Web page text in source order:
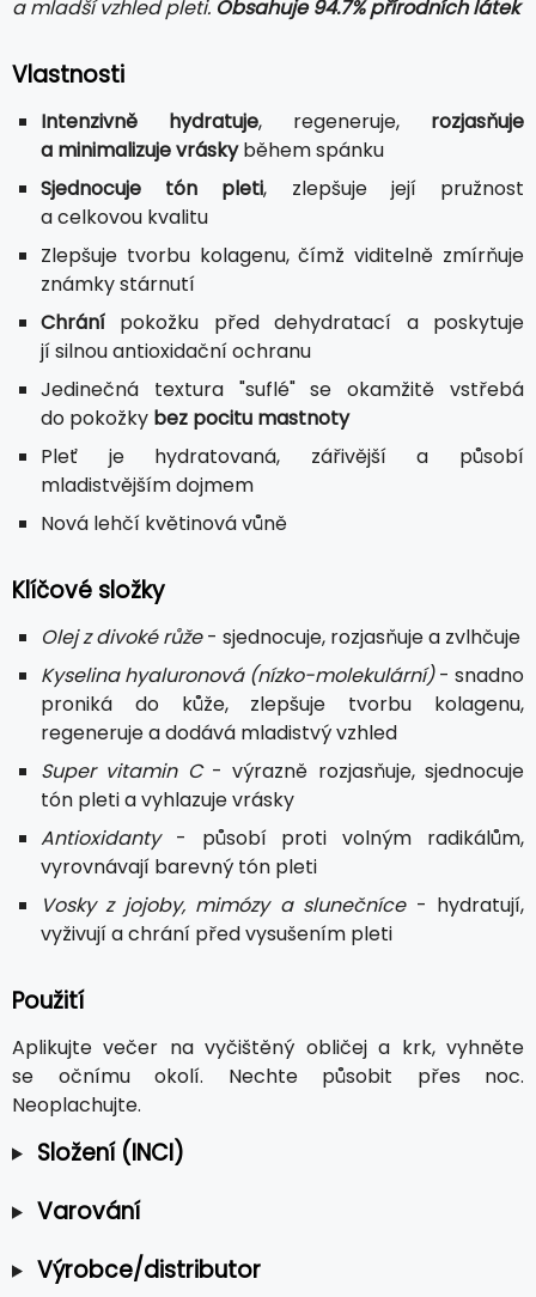
a mladší vzhled pleti. Obsahuje 94.7% přírodních látek
Vlastnosti
Intenzivně hydratuje, regeneruje, rozjasňuje
a minimalizuje vráskyběhem spánku
Sjednocuje tón pleti, zlepšuje její pružnost
a celkovou kvalitu
Zlepšuje tvorbu kolagenu, čímž viditelně zmírňuje
známky stárnutí
Chrání pokožku před dehydratací a poskytuje
jí silnou antioxidační ochranu
Jedinečná textura "suflé" se okamžitě vstřebá
do pokožky bez pocitu mastnoty
Pleť je hydratovaná, zářivější a působí
mladistvějším dojmem
Nová lehčí květinová vůně
Klíčové složky
Olej z divoké růže- sjednocuje, rozjasňuje a zvlhčuje
Kyselina hyaluronová (nízko-molekulární)- snadno
proniká do kůže, zlepšuje tvorbu kolagenu,
regeneruje a dodává mladistvý vzhled
Super vitamin C- výrazně rozjasňuje, sjednocuje
tón pleti a vyhlazuje vrásky
Antioxidanty- působí proti volným radikálům,
vyrovnávají barevný tón pleti
Vosky z jojoby, mimózy a slunečníce- hydratují,
vyživují a chrání před vysušením pleti
Použití
Aplikujte večer na vyčištěný obličej a krk, vyhněte
se očnímu okolí. Nechte působit přes noc.
Neoplachujte.
Složení (INCI)
Varování
Výrobce/distributor